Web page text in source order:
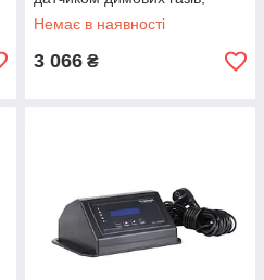
вентилятором, насосом ЦО
Немає в наявності
3 066 ₴